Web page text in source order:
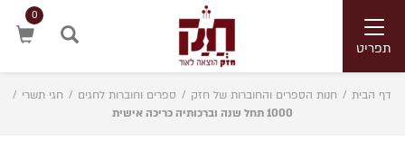
Toggle
navigationתפריט
0
דף הבית / חנות הספרים והחוברות של חזק / ספרים וחוברות לחגים / חגי תשרי /
1000 תחל שנה וברכותיה כריכה אישית